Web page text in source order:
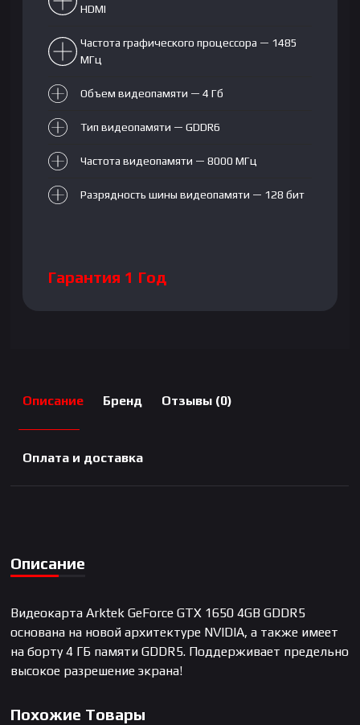
HDMI
Частота графического процессора — 1485
МГц
Объем видеопамяти — 4 Гб
Тип видеопамяти — GDDR6
Частота видеопамяти — 8000 МГц
Разрядность шины видеопамяти — 128 бит
Гарантия 1 Год
Описание Бренд Отзывы (0)
Оплата и доставка
Описание
Видеокарта Arktek GeForce GTX 1650 4GB GDDR5
основана на новой архитектуре NVIDIA, а также имеет
на борту 4 ГБ памяти GDDR5. Поддерживает предельно
высокое разрешение экрана!
Похожие Товары